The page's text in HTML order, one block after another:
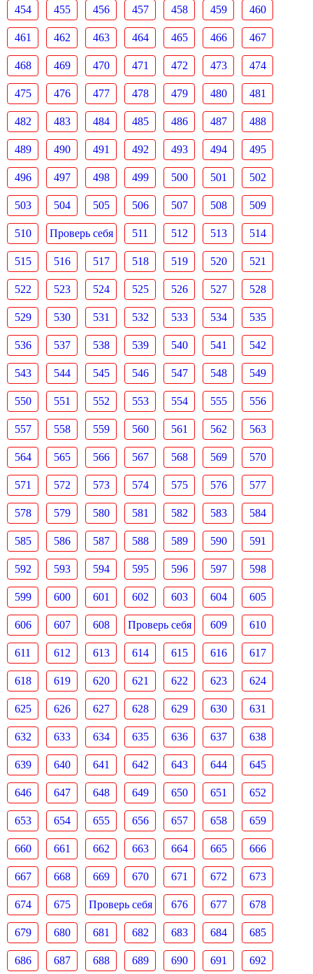
454 455 456 457 458 459 460
461 462 463 464 465 466 467
468 469 470 471 472 473 474
475 476 477 478 479 480 481
482 483 484 485 486 487 488
489 490 491 492 493 494 495
496 497 498 499 500 501 502
503 504 505 506 507 508 509
510 Проверь себя 511 512 513 514
515 516 517 518 519 520 521
522 523 524 525 526 527 528
529 530 531 532 533 534 535
536 537 538 539 540 541 542
543 544 545 546 547 548 549
550 551 552 553 554 555 556
557 558 559 560 561 562 563
564 565 566 567 568 569 570
571 572 573 574 575 576 577
578 579 580 581 582 583 584
585 586 587 588 589 590 591
592 593 594 595 596 597 598
599 600 601 602 603 604 605
606 607 608 Проверь себя 609 610
611 612 613 614 615 616 617
618 619 620 621 622 623 624
625 626 627 628 629 630 631
632 633 634 635 636 637 638
639 640 641 642 643 644 645
646 647 648 649 650 651 652
653 654 655 656 657 658 659
660 661 662 663 664 665 666
667 668 669 670 671 672 673
674 675 Проверь себя 676 677 678
679 680 681 682 683 684 685
686 687 688 689 690 691 692